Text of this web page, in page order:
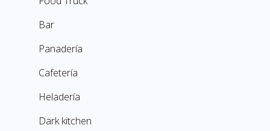
Bar
Panadería
Cafetería
Heladería
Dark kitchen